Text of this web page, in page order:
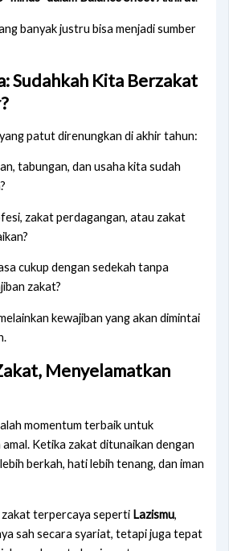
banyak justru bisa menjadi sumber
Sudahkah Kita Berzakat
patut direnungkan di akhir tahun:
tabungan, dan usaha kita sudah
zakat perdagangan, atau zakat
cukup dengan sedekah tanpa
zakat?
kewajiban yang akan dimintai
Menyelamatkan
momentum terbaik untuk
Ketika zakat ditunaikan dengan
berkah, hati lebih tenang, dan iman
zakat terpercaya seperti Lazismu,
sah secara syariat, tetapi juga tepat